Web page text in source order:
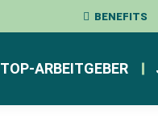
BENEFITS
TOP-ARBEITGEBER